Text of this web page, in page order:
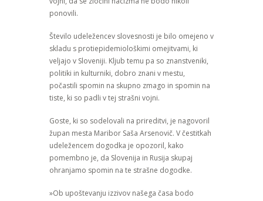
ponovili.
Število udeležencev slovesnosti je bilo omejeno v
skladu s protiepidemiološkimi omejitvami, ki
veljajo v Sloveniji. Kljub temu pa so znanstveniki,
politiki in kulturniki, dobro znani v mestu,
počastili spomin na skupno zmago in spomin na
tiste, ki so padli v tej strašni vojni.
Goste, ki so sodelovali na prireditvi, je nagovoril
župan mesta Maribor Saša Arsenovič. V čestitkah
udeležencem dogodka je opozoril, kako
pomembno je, da Slovenija in Rusija skupaj
ohranjamo spomin na te strašne dogodke.
»Ob upoštevanju izzivov našega časa bodo